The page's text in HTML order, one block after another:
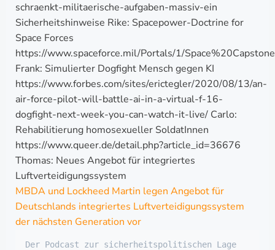
schraenkt-militaerische-aufgaben-massiv-ein
Sicherheitshinweise Rike: Spacepower-Doctrine for
Space Forces
https://www.spaceforce.mil/Portals/1/
Frank: Simulierter Dogfight Mensch gegen KI
https://www.forbes.com/sites/erictegler/2020/08/13/an-
air-force-pilot-will-battle-ai-in-a-virtual-f-16-
dogfight-next-week-you-can-watch-it-live/ Carlo:
Rehabilitierung homosexueller SoldatInnen
https://www.queer.de/detail.php?article_id=36676
Thomas: Neues Angebot für integriertes
Luftverteidigungssystem
MBDA und Lockheed Martin legen Angebot für
Deutschlands integriertes Luftverteidigungssystem
der nächsten Generation vor
Der Podcast zur sicherheitspolitischen Lage